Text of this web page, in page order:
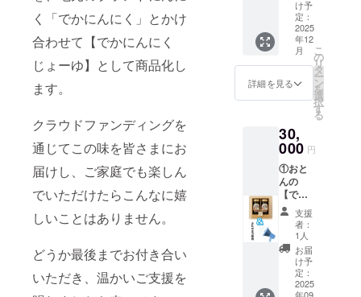
く「でかにんにく」とかけ
合わせて【でかにんにく
じょーゆ】として商品化し
ます。
クラウドファンディングを
通じてこの味を皆さまにお
届けし、ご家庭でも楽しん
でいただけたらこんなに嬉
しいことはありません。
どうか最後までお付き合い
いただき、温かいご支援を
の味を
是非！
お得な
リター
ンに
なって
おりま
セージ
にく
じょー
ゆ】２
本×１
セット
（まる
ごとタ
イプ＆
タイ
プ） ②
あま
じょっ
ぱ １
本 ③は
はごこ
ろオリ
ジナル
バッ
ク １
ケ 画
像のデ
け予
定：
2025
年12
月
詳細を見る
こ
の
リ
タ
ー
ン
を
選
択
す
る
30,
000 円
①おと
んの
【でか
にんに
く
じょー
ゆ】２
本×１
セット
（まる
支援
者：
1人
お届
け予
定：
2025